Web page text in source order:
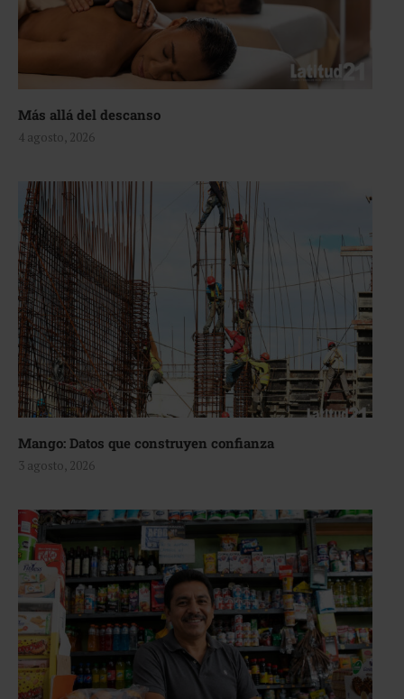
Más allá del descanso
4 agosto, 2026
Mango: Datos que construyen confianza
3 agosto, 2026